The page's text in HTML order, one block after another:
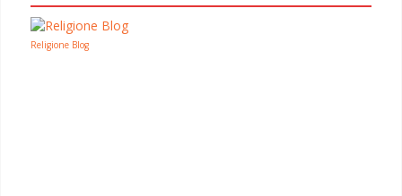
Religione Blog